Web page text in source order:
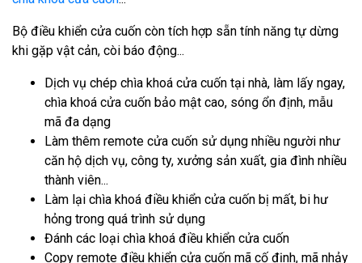
Bộ điều khiển cửa cuốn còn tích hợp sẵn tính năng tự dừng
khi gặp vật cản, còi báo động...
Dịch vụ chép chìa khoá cửa cuốn tại nhà, làm lấy ngay,
chìa khoá cửa cuốn bảo mật cao, sóng ổn định, mẫu
mã đa dạng
Làm thêm remote cửa cuốn sử dụng nhiều người như
căn hộ dịch vụ, công ty, xưởng sản xuất, gia đình nhiều
thành viên...
Làm lại chìa khoá điều khiển cửa cuốn bị mất, bi hư
hỏng trong quá trình sử dụng
Đánh các loại chìa khoá điều khiển cửa cuốn
Copy remote điều khiển cửa cuốn mã cố định, mã nhảy